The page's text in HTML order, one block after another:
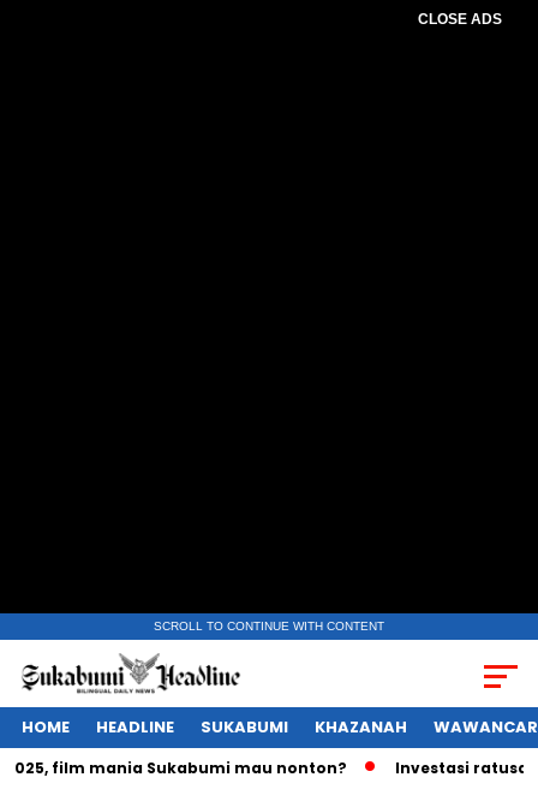
CLOSE ADS
SCROLL TO CONTINUE WITH CONTENT
HOME HEADLINE SUKABUMI KHAZANAH
film mania Sukabumi mau nonton? Investasi ratusan